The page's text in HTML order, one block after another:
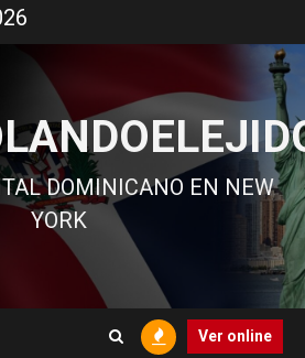
DOMINICANO EN NEW
YORK
Ver online